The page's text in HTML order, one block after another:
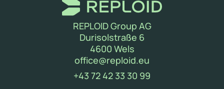
REPLOID Group AG
Durisolstraße 6
4600 Wels
office@reploid.eu
+43 72 42 33 30 99